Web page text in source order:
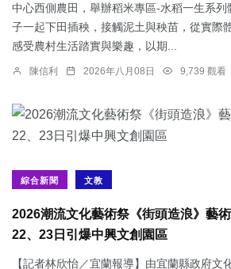
中心西側農田，舉辦稻米專區-水稻一生系
子一起下田插秧，接觸泥土與秧苗，從實際
感受農村生活踏實與樂趣，以期...
陳信利 2026年八月08日 9,739 觀看
綜合新聞 文教
2026潮流文化藝術祭《街頭造浪》藝
22、23日引爆中興文創園區
【記者林欣怡／宜蘭報導】由宜蘭縣政府文